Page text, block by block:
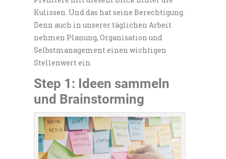
Kulissen. Und das hat seine Berechtigung.
Denn auch in unserer täglichen Arbeit
nehmen Planung, Organisation und
Selbstmanagement einen wichtigen
Stellenwert ein.
Step 1: Ideen sammeln
und Brainstorming